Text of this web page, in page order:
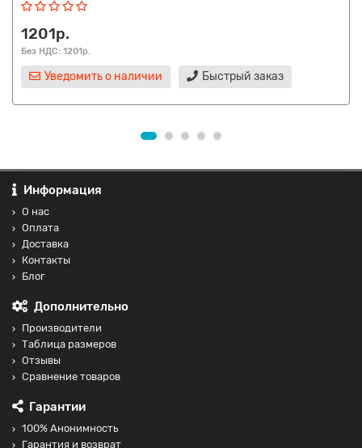
1201р.
Без НДС: 1201р.
Уведомить о наличии Быстрый заказ
Информация
О нас
Оплата
Доставка
Контакты
Блог
Дополнительно
Производители
Таблица размеров
Отзывы
Сравнение товаров
Гарантии
100% Анонимность
Гарантия и возврат